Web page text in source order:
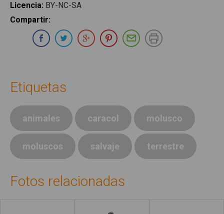
Licencia: BY-NC-SA
Compartir:
Compartir en Whatsapp
Compartir en Facebook
Compartir en Twitter
Compartir en Google Plus
Compartir en Pinterest
Compartir por E-
Etiquetas
animales caracol molusco
moluscos salvaje terrestre
Fotos relacionadas